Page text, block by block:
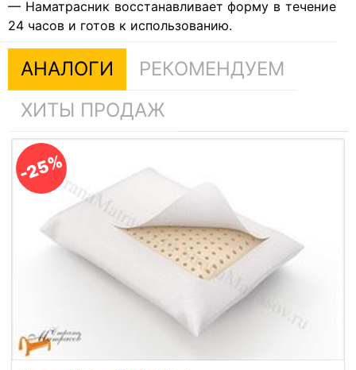
— Наматрасник восстанавливает форму в течение
24 часов и готов к использованию.
АНАЛОГИ
РЕКОМЕНДУЕМ
ХИТЫ ПРОДАЖ
-25%